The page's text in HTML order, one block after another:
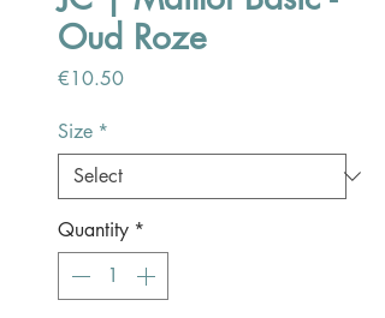
Oud Roze
€10.50Price
Size *
Quantity *